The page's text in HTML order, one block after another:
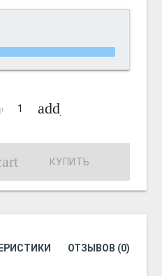
add_circle_outline
КУПИТЬ
ОТЗЫВОВ (0)